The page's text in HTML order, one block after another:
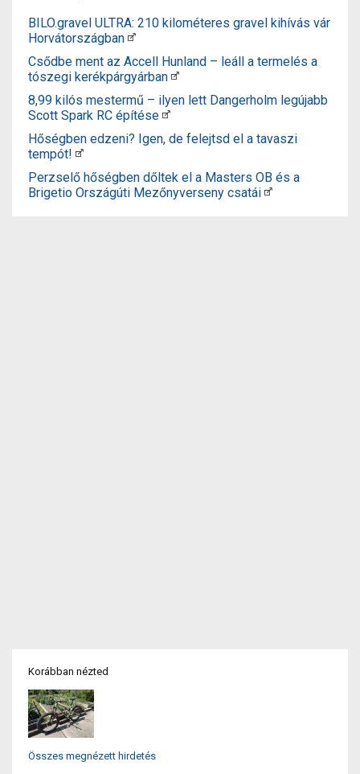
BILO.gravel ULTRA: 210 kilométeres gravel kihívás vár
Horvátországban
Csődbe ment az Accell Hunland – leáll a termelés a
tószegi kerékpárgyárban
8,99 kilós mestermű – ilyen lett Dangerholm legújabb
Scott Spark RC építése
Hőségben edzeni? Igen, de felejtsd el a tavaszi
tempót!
Perzselő hőségben dőltek el a Masters OB és a
Brigetio Országúti Mezőnyverseny csatái
Korábban nézted
Összes megnézett hirdetés